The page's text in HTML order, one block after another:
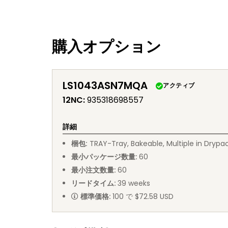
購入オプション
LS1043ASN7MQA アクティブ
12NC:935318698557
詳細
梱包: TRAY-Tray, Bakeable, Multiple in
最小パッケージ数量: 60
最小注文数量: 60
リードタイム: 39 weeks
標準価格: 100 で $72.58 USD